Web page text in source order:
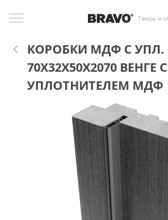
Тверь и
КОРОБКИ МДФ С
70X32X50X2070 ВЕНГЕ С
УПЛОТНИТЕЛЕМ МДФ